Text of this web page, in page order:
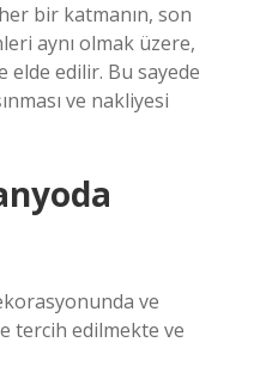
bir katmanın, son
aynı olmak üzere,
elde edilir. Bu sayede
ve nakliyesi
ve
tercih edilmekte ve